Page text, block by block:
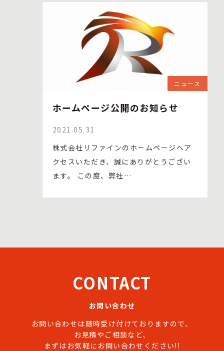
ニュース
ホームページ公開のお知らせ
2021.05.31
株式会社リファインのホームページへア
クセスいただき、誠にありがとうござい
ます。 この度、弊社…
CONTACT
お問い合わせ
お問い合わせは随時受け付けておりますので、
お見積やご相談など、
まずはお気軽にお問い合わせください!!